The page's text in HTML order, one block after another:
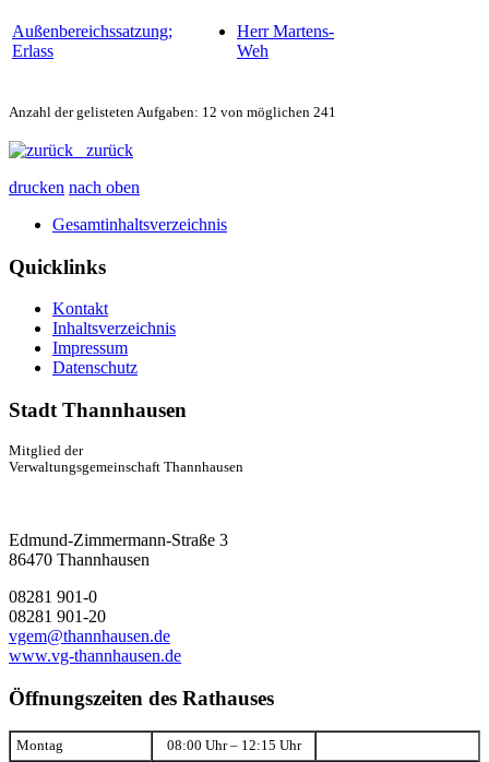
Außenbereichssatzung;
Erlass
Herr Martens-
Weh
Anzahl der gelisteten Aufgaben: 12 von möglichen 241
zurück
drucken nach oben
Gesamtinhaltsverzeichnis
Quicklinks
Kontakt
Inhaltsverzeichnis
Impressum
Datenschutz
Stadt Thannhausen
Mitglied der
Verwaltungsgemeinschaft Thannhausen
Edmund-Zimmermann-Straße 3
86470 Thannhausen
08281 901-0
08281 901-20
vgem@thannhausen.de
www.vg-thannhausen.de
Öffnungszeiten des Rathauses
Montag 08:00 Uhr – 12:15 Uhr